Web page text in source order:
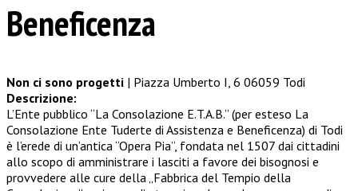
Beneficenza
Non ci sono progetti | Piazza Umberto I, 6 06059 Todi
Descrizione:
L’Ente pubblico “La Consolazione E.T.A.B.” (per esteso La
Consolazione Ente Tuderte di Assistenza e Beneficenza) di Todi
è l’erede di un’antica “Opera Pia”, fondata nel 1507 dai cittadini
allo scopo di amministrare i lasciti a favore dei bisognosi e
provvedere alle cure della „Fabbrica del Tempio della